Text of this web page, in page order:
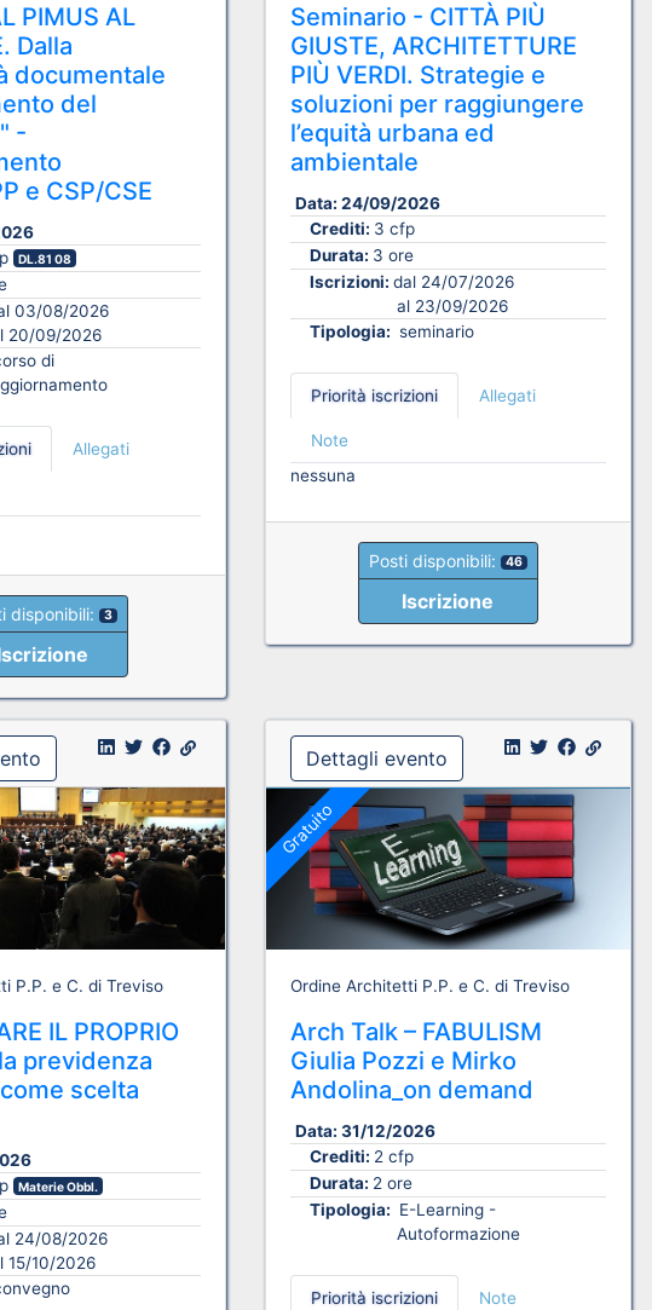
PIMUS AL
Dalla
documentale
del
-
e CSP/CSE
DL.81 08
03/08/2026
20/09/2026
di
Allegati
disponibili: 3
Seminario - CITTÀ PIÙ
GIUSTE, ARCHITETTURE
PIÙ VERDI. Strategie e
soluzioni per raggiungere
l’equità urbana ed
ambientale
Data: 24/09/2026
Crediti: 3 cfp
Durata: 3 ore
Iscrizioni: dal 24/07/2026
al 23/09/2026
Tipologia: seminario
Priorità iscrizioni Allegati
Note
nessuna
Posti disponibili: 46
Iscrizione
P.P. e C. di Treviso
IL PROPRIO
previdenza
scelta
Materie Obbl.
24/08/2026
15/10/2026
Dettagli evento
Gratuito
Ordine Architetti P.P. e C. di Treviso
Arch Talk – FABULISM
Giulia Pozzi e Mirko
Andolina_on demand
Data: 31/12/2026
Crediti: 2 cfp
Durata: 2 ore
Tipologia: E-Learning -
Autoformazione
Priorità iscrizioni
Note